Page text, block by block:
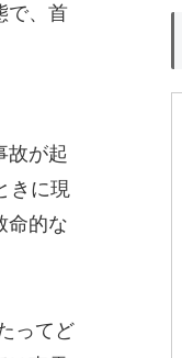
で、首
故が起
きに現
命的な
ってど